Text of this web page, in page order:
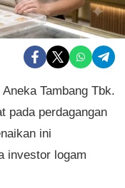
Tambang Tbk.
pada perdagangan
ini
investor logam